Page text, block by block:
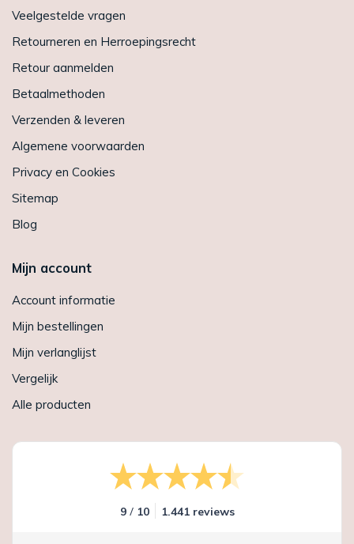
Veelgestelde vragen
Retourneren en Herroepingsrecht
Retour aanmelden
Betaalmethoden
Verzenden & leveren
Algemene voorwaarden
Privacy en Cookies
Sitemap
Blog
Mijn account
Account informatie
Mijn bestellingen
Mijn verlanglijst
Vergelijk
Alle producten
9 / 10 1.441 reviews